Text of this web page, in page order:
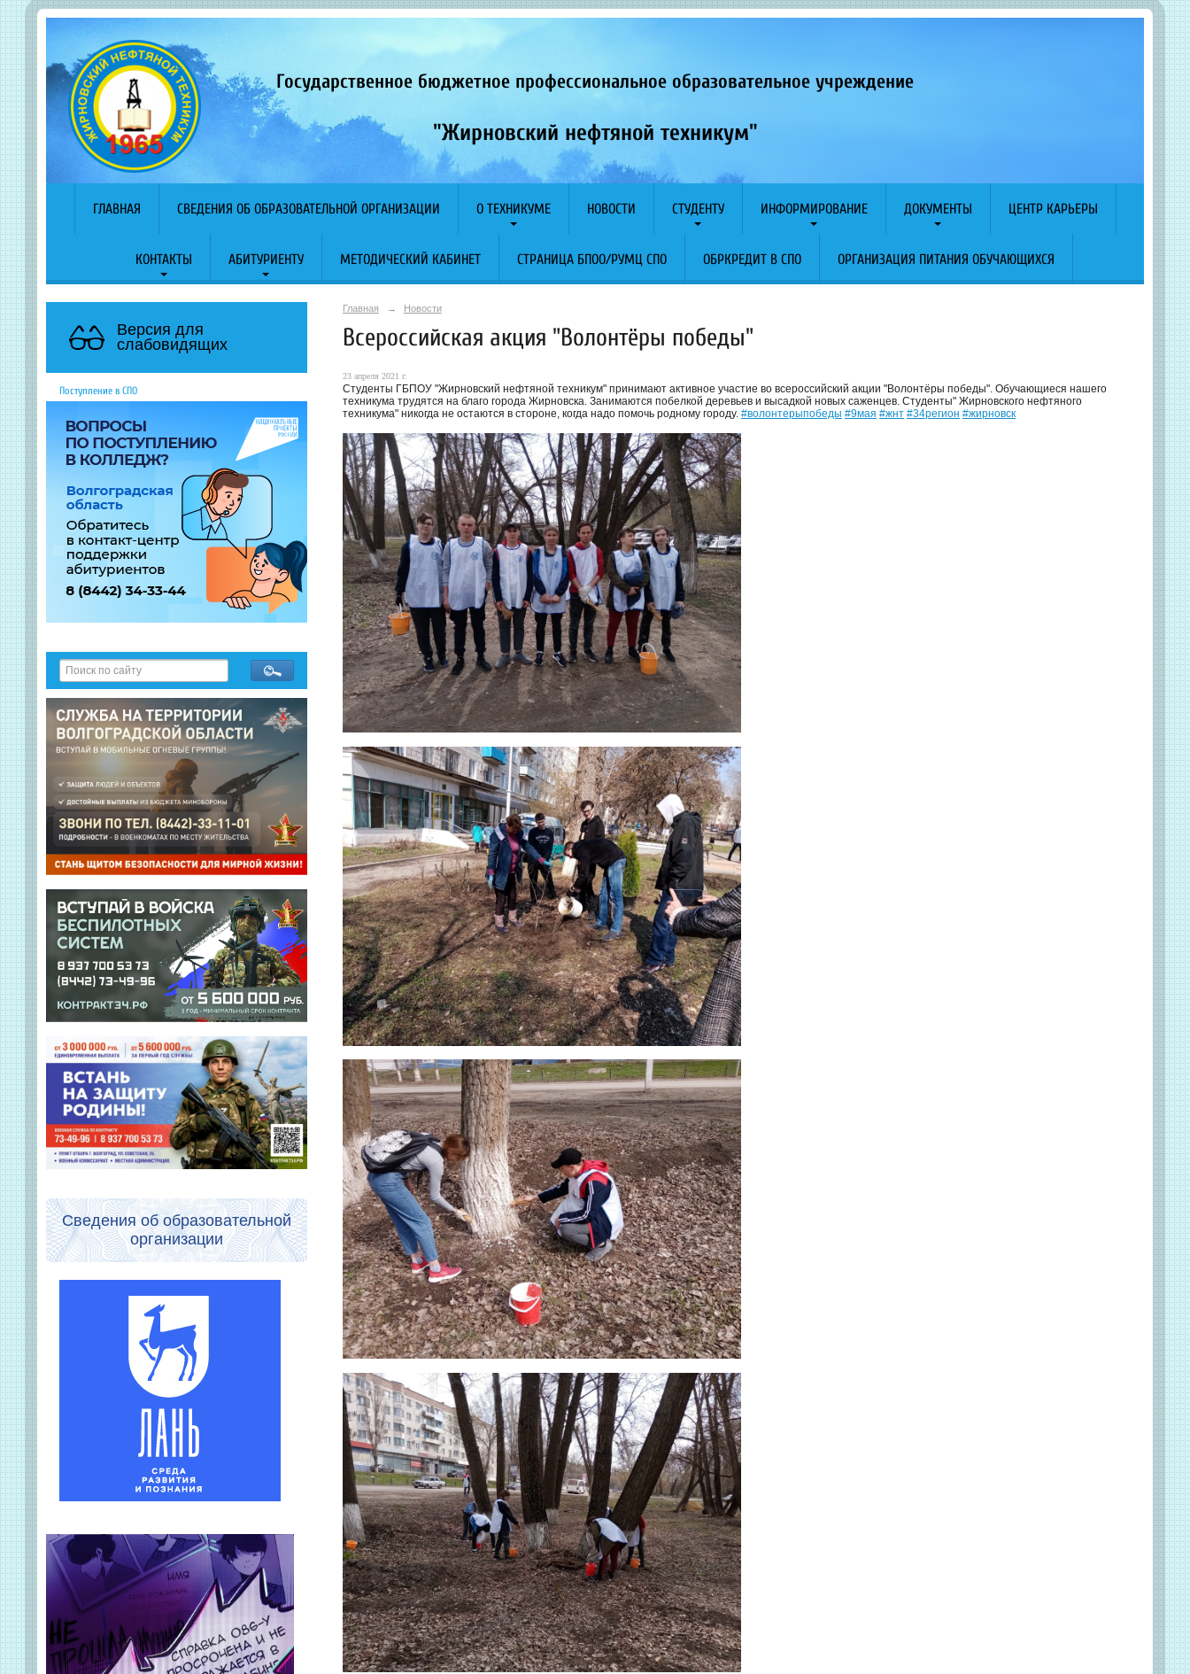
Государственное бюджетное профессиональное образовательное учреждение
"Жирновский нефтяной техникум"
ГЛАВНАЯ СВЕДЕНИЯ ОБ ОБРАЗОВАТЕЛЬНОЙ ОРГАНИЗАЦИИ О ТЕХНИКУМЕ НОВОСТИ СТУДЕНТУ ИНФОРМИРОВАНИЕ ДОКУМЕНТЫ ЦЕНТР КАРЬЕРЫ
КОНТАКТЫ АБИТУРИЕНТУ МЕТОДИЧЕСКИЙ КАБИНЕТ СТРАНИЦА БПОО/РУМЦ СПО ОБРКРЕДИТ В СПО ОРГАНИЗАЦИЯ ПИТАНИЯ ОБУЧАЮЩИХСЯ
Версия для
слабовидящих
Поступление в СПО
Сведения об образовательной
организации
Главная → Новости
Всероссийская акция "Волонтёры победы"
23 апреля 2021 г.
Студенты ГБПОУ "Жирновский нефтяной техникум" принимают активное участие во всероссийский акции "Волонтёры победы". Обучающиеся нашего
техникума трудятся на благо города Жирновска. Занимаются побелкой деревьев и высадкой новых саженцев. Студенты" Жирновского нефтяного
техникума" никогда не остаются в стороне, когда надо помочь родному городу. #волонтерыпобеды #9мая #жнт #34регион #жирновск